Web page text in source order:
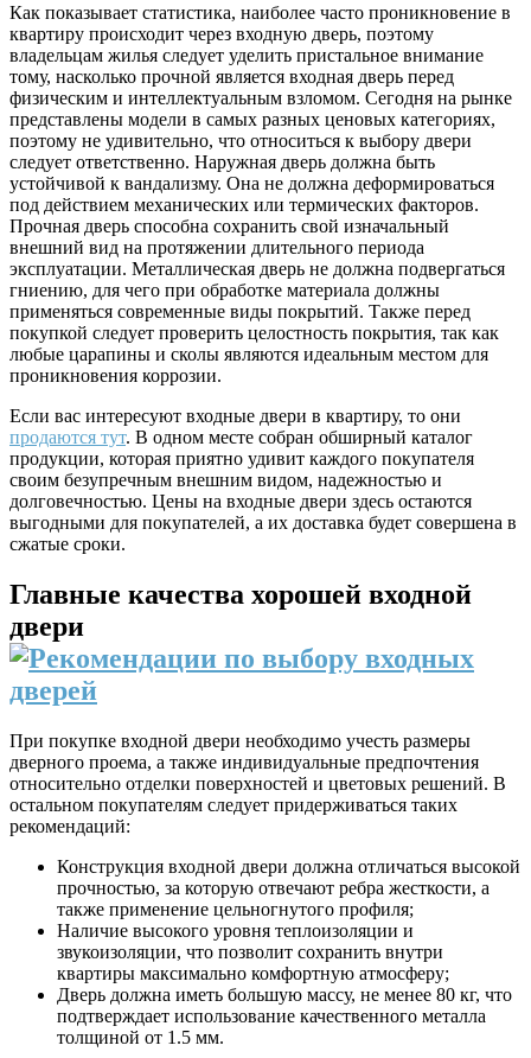
Как показывает статистика, наиболее часто проникновение в
квартиру происходит через входную дверь, поэтому
владельцам жилья следует уделить пристальное внимание
тому, насколько прочной является входная дверь перед
физическим и интеллектуальным взломом. Сегодня на рынке
представлены модели в самых разных ценовых категориях,
поэтому не удивительно, что относиться к выбору двери
следует ответственно. Наружная дверь должна быть
устойчивой к вандализму. Она не должна деформироваться
под действием механических или термических факторов.
Прочная дверь способна сохранить свой изначальный
внешний вид на протяжении длительного периода
эксплуатации. Металлическая дверь не должна подвергаться
гниению, для чего при обработке материала должны
применяться современные виды покрытий. Также перед
покупкой следует проверить целостность покрытия, так как
любые царапины и сколы являются идеальным местом для
проникновения коррозии.
Если вас интересуют входные двери в квартиру, то они
продаются тут. В одном месте собран обширный каталог
продукции, которая приятно удивит каждого покупателя
своим безупречным внешним видом, надежностью и
долговечностью. Цены на входные двери здесь остаются
выгодными для покупателей, а их доставка будет совершена в
сжатые сроки.
Главные качества хорошей входной
двери
При покупке входной двери необходимо учесть размеры
дверного проема, а также индивидуальные предпочтения
относительно отделки поверхностей и цветовых решений. В
остальном покупателям следует придерживаться таких
рекомендаций:
Конструкция входной двери должна отличаться высокой
прочностью, за которую отвечают ребра жесткости, а
также применение цельногнутого профиля;
Наличие высокого уровня теплоизоляции и
звукоизоляции, что позволит сохранить внутри
квартиры максимально комфортную атмосферу;
Дверь должна иметь большую массу, не менее 80 кг, что
подтверждает использование качественного металла
толщиной от 1.5 мм.